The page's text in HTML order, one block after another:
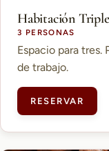
Habitación Triple
3 PERSONAS
Espacio para tres.
de trabajo.
RESERVAR